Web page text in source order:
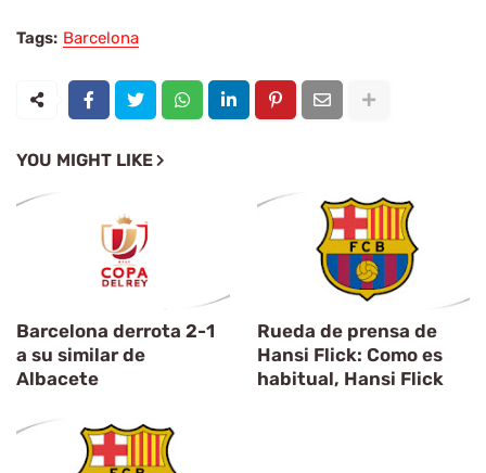
Tags: Barcelona
YOU MIGHT LIKE
Barcelona derrota 2-1
a su similar de
Albacete
Rueda de prensa de
Hansi Flick: Como es
habitual, Hansi Flick